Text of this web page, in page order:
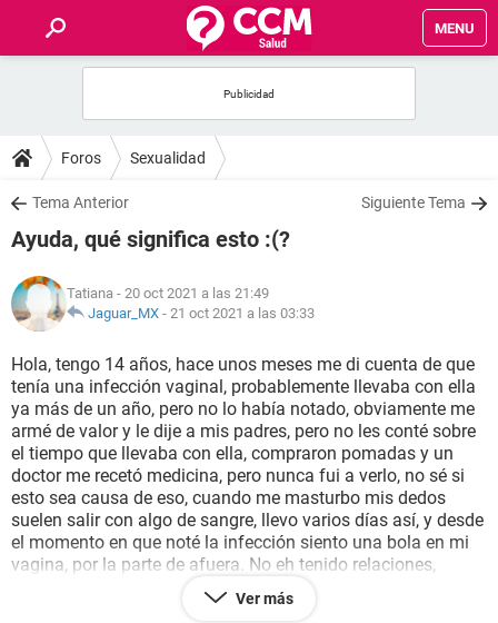
MENU
FOROS
SALUD
FAMILIA
NUTRICIÓN
BIENESTAR
SEXUALIDAD
GLOSARIO
Foros Sexualidad
Tema Anterior Siguiente Tema
Ayuda, qué significa esto :(?
Tatiana - 20 oct 2021 a las 21:49
Jaguar_MX - 21 oct 2021 a las 03:33
Hola, tengo 14 años, hace unos meses me di cuenta de que
tenía una infección vaginal, probablemente llevaba con ella
ya más de un año, pero no lo había notado, obviamente me
armé de valor y le dije a mis padres, pero no les conté sobre
el tiempo que llevaba con ella, compraron pomadas y un
doctor me recetó medicina, pero nunca fui a verlo, no sé si
esto sea causa de eso, cuando me masturbo mis dedos
suelen salir con algo de sangre, llevo varios días así, y desde
el momento en que noté la infección siento una bola en mi
vagina, por la parte de afuera. No eh tenido relaciones,
tampoco tengo algún tipo de enfermedad, eh estado
investigando y parece ser que el sangrado puede ser causa
Ver más